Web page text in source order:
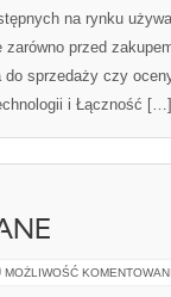
na rynku
przed
sprzedaży czy
i Łączność […]
MOŻLIWOŚĆ